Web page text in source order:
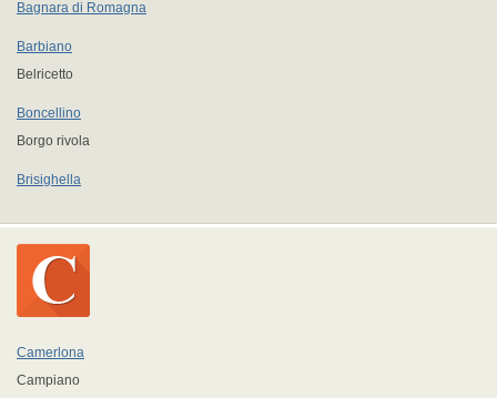
Bagnara di Romagna
Barbiano
Belricetto
Boncellino
Borgo rivola
Brisighella
Camerlona
Campiano